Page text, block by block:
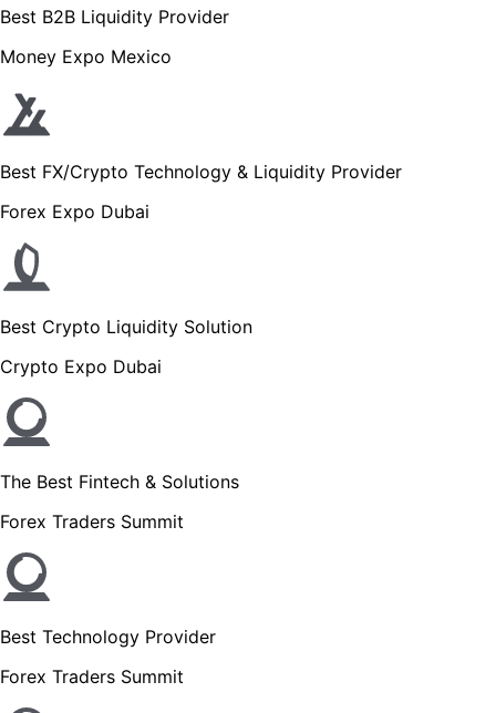
Best B2B Liquidity Provider
Money Expo Mexico
Best FX/Crypto Technology & Liquidity Provider
Forex Expo Dubai
Best Crypto Liquidity Solution
Crypto Expo Dubai
The Best Fintech & Solutions
Forex Traders Summit
Best Technology Provider
Forex Traders Summit